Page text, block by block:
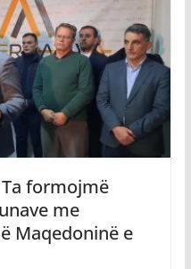
Ta formojmë
me
Maqedoninë e